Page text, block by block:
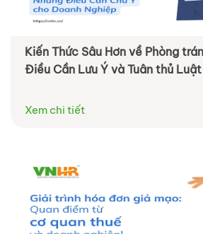
Kiến Thức Sâu Hơn về Phòng
Điều Cần Lưu Ý và Tuân thủ
Xem chi tiết